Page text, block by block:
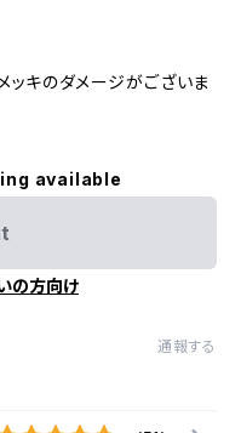
キのダメージがございま
available
の方向け
通報する